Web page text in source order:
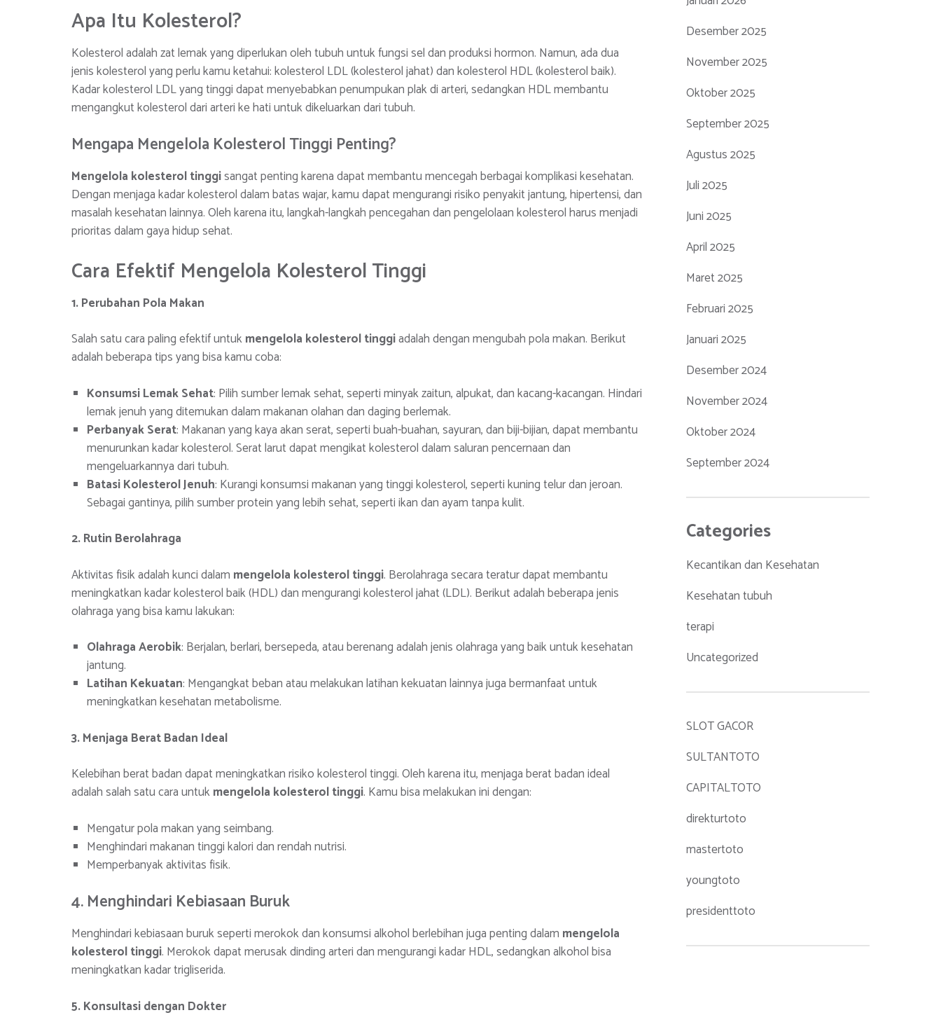
Apa Itu Kolesterol?
Kolesterol adalah zat lemak yang diperlukan oleh tubuh untuk fungsi sel dan produksi hormon. Namun, ada dua
jenis kolesterol yang perlu kamu ketahui: kolesterol LDL (kolesterol jahat) dan kolesterol HDL (kolesterol baik).
Kadar kolesterol LDL yang tinggi dapat menyebabkan penumpukan plak di arteri, sedangkan HDL membantu
mengangkut kolesterol dari arteri ke hati untuk dikeluarkan dari tubuh.
Mengapa Mengelola Kolesterol Tinggi Penting?
Mengelola kolesterol tinggisangat penting karena dapat membantu mencegah berbagai komplikasi kesehatan.
Dengan menjaga kadar kolesterol dalam batas wajar, kamu dapat mengurangi risiko penyakit jantung, hipertensi, dan
masalah kesehatan lainnya. Oleh karena itu, langkah-langkah pencegahan dan pengelolaan kolesterol harus menjadi
prioritas dalam gaya hidup sehat.
Cara Efektif Mengelola Kolesterol Tinggi
1. Perubahan Pola Makan
Salah satu cara paling efektif untukmengelola kolesterol tinggiadalah dengan mengubah pola makan. Berikut
adalah beberapa tips yang bisa kamu coba:
Konsumsi Lemak Sehat: Pilih sumber lemak sehat, seperti minyak zaitun, alpukat, dan kacang-kacangan. Hindari
lemak jenuh yang ditemukan dalam makanan olahan dan daging berlemak.
Perbanyak Serat: Makanan yang kaya akan serat, seperti buah-buahan, sayuran, dan biji-bijian, dapat membantu
menurunkan kadar kolesterol. Serat larut dapat mengikat kolesterol dalam saluran pencernaan dan
mengeluarkannya dari tubuh.
Batasi Kolesterol Jenuh: Kurangi konsumsi makanan yang tinggi kolesterol, seperti kuning telur dan jeroan.
Sebagai gantinya, pilih sumber protein yang lebih sehat, seperti ikan dan ayam tanpa kulit.
2. Rutin Berolahraga
Aktivitas fisik adalah kunci dalam mengelola kolesterol tinggi. Berolahraga secara teratur dapat membantu
meningkatkan kadar kolesterol baik (HDL) dan mengurangi kolesterol jahat (LDL). Berikut adalah beberapa jenis
olahraga yang bisa kamu lakukan:
Olahraga Aerobik: Berjalan, berlari, bersepeda, atau berenang adalah jenis olahraga yang baik untuk kesehatan
jantung.
Latihan Kekuatan: Mengangkat beban atau melakukan latihan kekuatan lainnya juga bermanfaat untuk
meningkatkan kesehatan metabolisme.
3. Menjaga Berat Badan Ideal
Kelebihan berat badan dapat meningkatkan risiko kolesterol tinggi. Oleh karena itu, menjaga berat badan ideal
adalah salah satu cara untukmengelola kolesterol tinggi. Kamu bisa melakukan ini dengan:
Mengatur pola makan yang seimbang.
Menghindari makanan tinggi kalori dan rendah nutrisi.
Memperbanyak aktivitas fisik.
4. Menghindari Kebiasaan Buruk
Menghindari kebiasaan buruk seperti merokok dan konsumsi alkohol berlebihan juga penting dalam mengelola
kolesterol tinggi. Merokok dapat merusak dinding arteri dan mengurangi kadar HDL, sedangkan alkohol bisa
meningkatkan kadar trigliserida.
5. Konsultasi dengan Dokter
Desember 2025
November 2025
Oktober 2025
September 2025
Agustus 2025
Juli 2025
Juni 2025
April 2025
Maret 2025
Februari 2025
Januari 2025
Desember 2024
November 2024
Oktober 2024
September 2024
Categories
Kecantikan dan Kesehatan
Kesehatan tubuh
terapi
Uncategorized
SLOT GACOR
SULTANTOTO
CAPITALTOTO
direkturtoto
mastertoto
youngtoto
presidenttoto